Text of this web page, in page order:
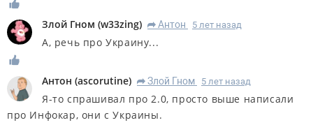
Злой Гном (w33zing) R Антон 5 лет назад
А, речь про Украину...
Антон (ascorutine) R Злой Гном 5 лет назад
Я-то спрашивал про 2.0, просто выше написали
про Инфокар, они с Украины.